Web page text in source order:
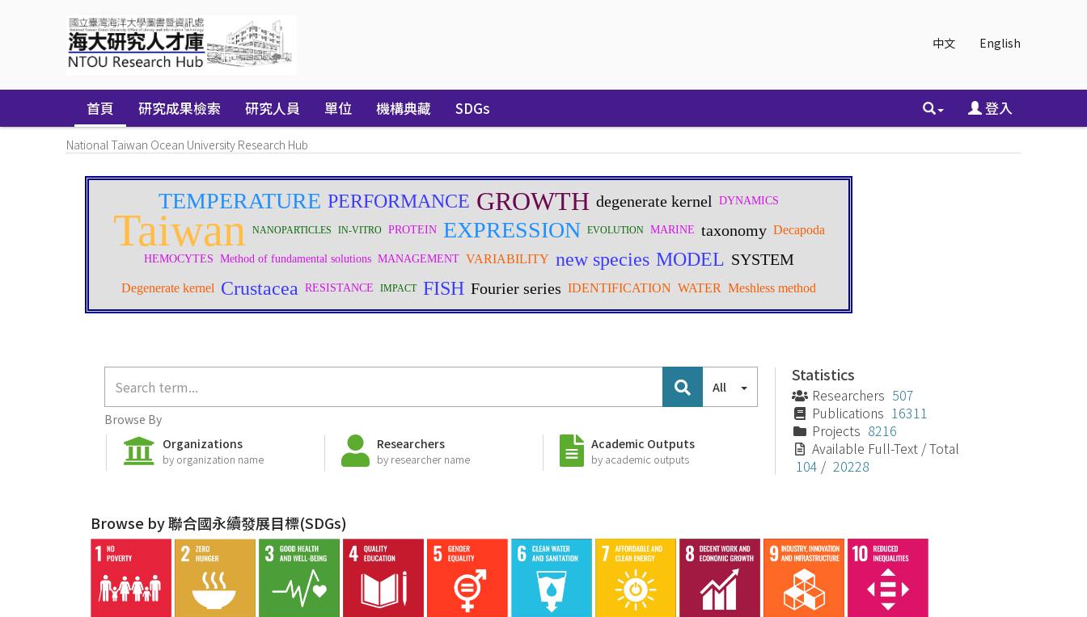
中文 English
首頁 研究成果檢索 研究人員 單位 機構典藏 SDGs 登入
National Taiwan Ocean University Research Hub
All
Browse By
Organizations
by organization name
Researchers
by researcher name
Academic Outputs
by academic outputs
Statistics
Researchers 507
Publications 16311
Projects 8216
Available Full-Text / Total
104 / 20228
Browse by 聯合國永續發展目標(SDGs)